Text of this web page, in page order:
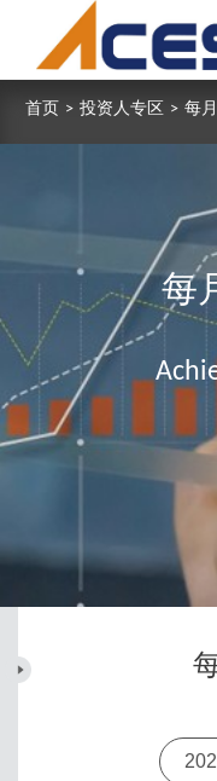
首页 > 投资人专区 > 每
每